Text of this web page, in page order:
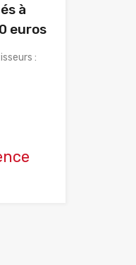
à
euros
: